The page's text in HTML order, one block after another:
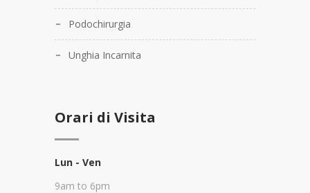
Podochirurgia
Unghia Incarnita
Orari di Visita
Lun - Ven
9am to 6pm